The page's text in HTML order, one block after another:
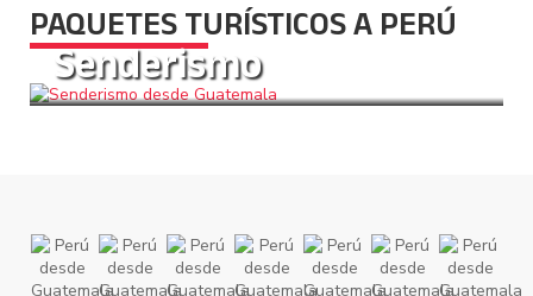
PAQUETES TURÍSTICOS A PERÚ
Senderismo